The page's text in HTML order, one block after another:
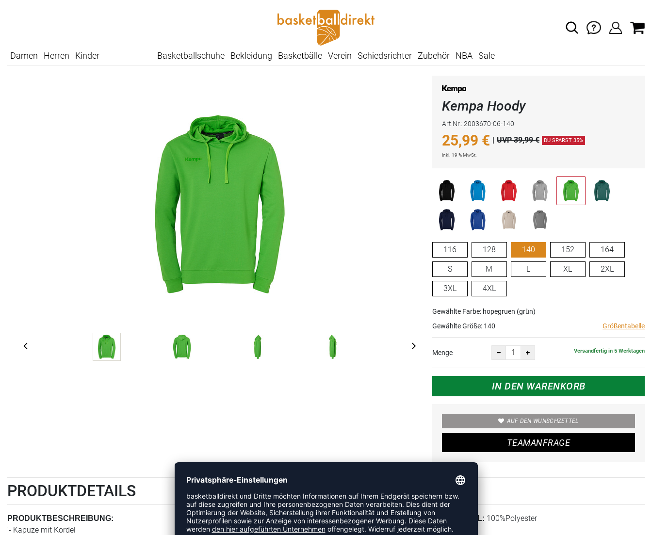
Damen Herren Kinder Basketballschuhe Bekleidung Basketbälle Verein Schiedsrichter Zubehör NBA Sale
Kempa Hoody
Art.Nr.: 2003670-06-140
25,99 € | UVP 39,99 € DU SPARST 35%
inkl. 19 % MwSt.
116 128 140 152 164
S M L XL 2XL
3XL 4XL
Gewählte Farbe: hopegruen (grün)
Gewählte Größe: 140 Größentabelle
Menge Versandfertig in 5 Werktagen
IN DEN WARENKORB
AUF DEN WUNSCHZETTEL
TEAMANFRAGE
PRODUKTDETAILS
PRODUKTBESCHREIBUNG:
'- Kapuze mit Kordel
MATERIAL: 100%Polyester